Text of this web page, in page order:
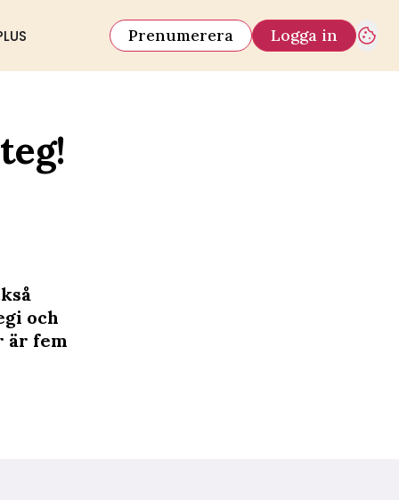
Prenumerera Logga in
och
är fem